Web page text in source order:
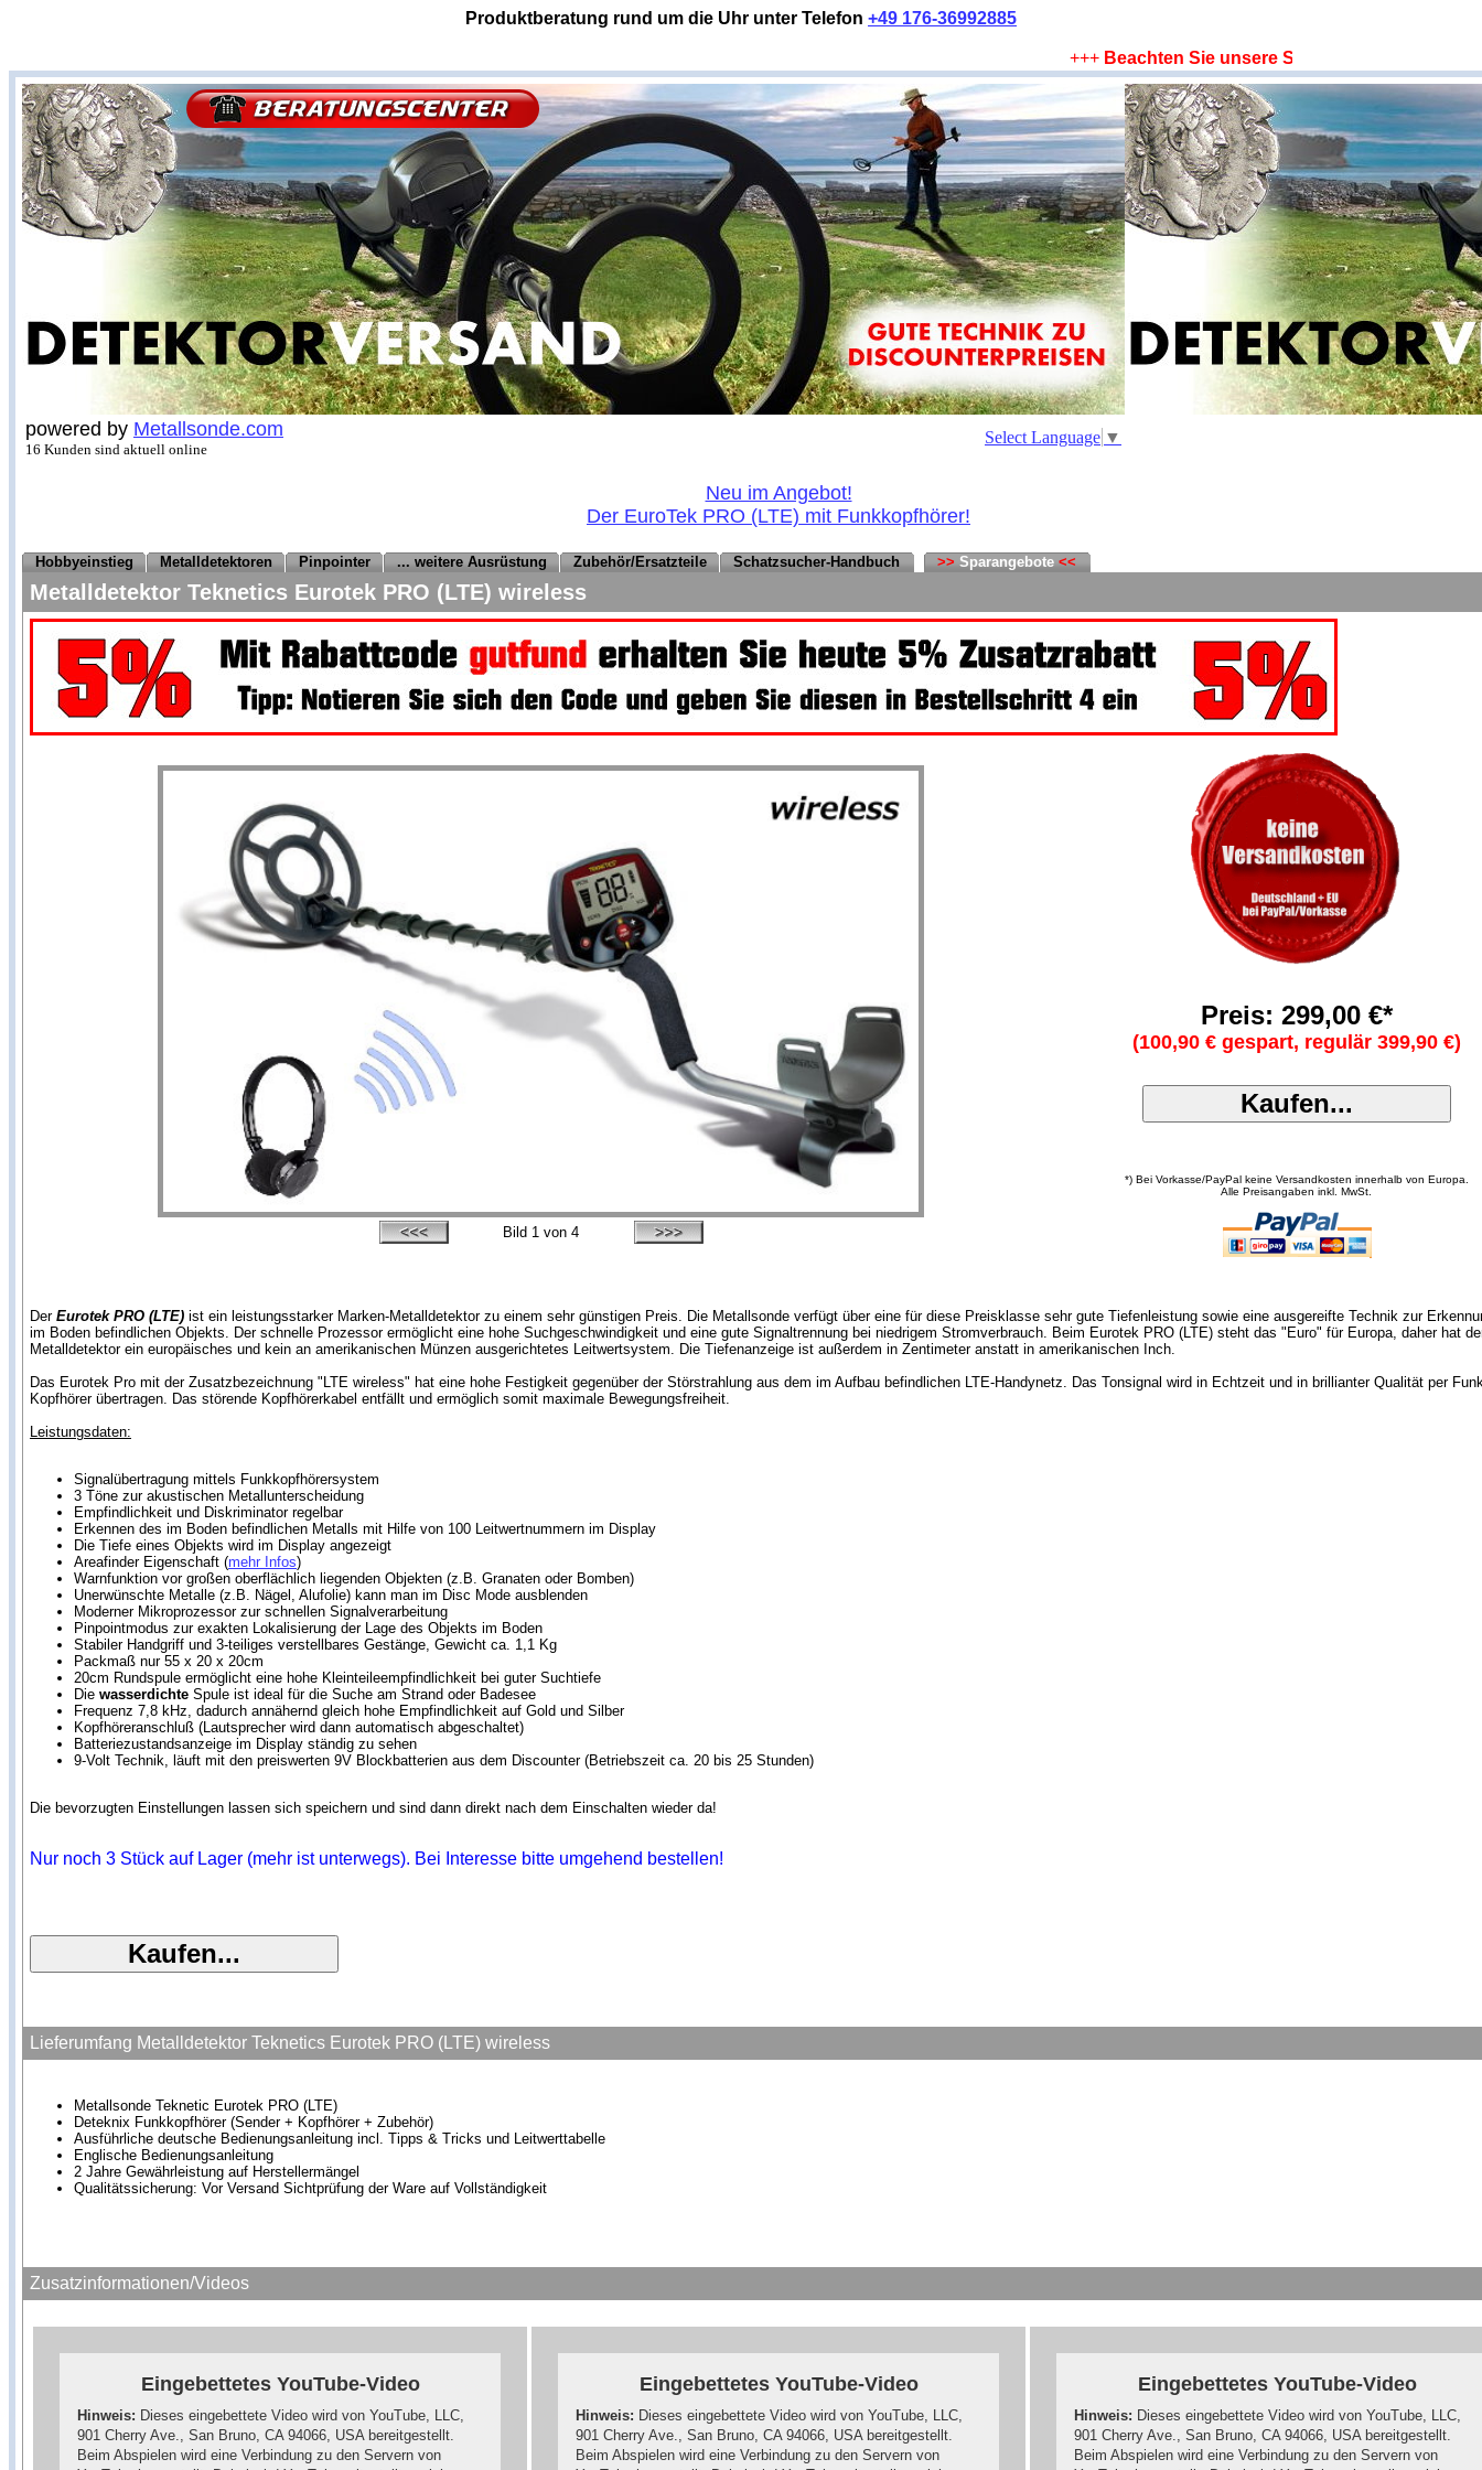
Produktberatung rund um die Uhr unter Telefon +49 176-36992885
+++Beachten Sie unsere Sparangebote !
powered by Metallsonde.com
16 Kunden sind aktuell online
Select Language ▼
Neu im Angebot!
Der EuroTek PRO (LTE) mit Funkkopfhörer!
Hobbyeinstieg Metalldetektoren Pinpointer ... weitere Ausrüstung Zubehör/Ersatzteile Schatzsucher-Handbuch >> Sparangebote <<
Metalldetektor Teknetics Eurotek PRO (LTE) wireless
Bild 1 von 4
Preis: 299,00 €*
(100,90 € gespart, regulär 399,90 €)
*) Bei Vorkasse/PayPal keine Versandkosten innerhalb von Europa.
Alle Preisangaben inkl. MwSt.
Der Eurotek PRO (LTE) ist ein leistungsstarker Marken-Metalldetektor zu einem sehr günstigen Preis. Die Metallsonde verfügt über eine für diese Preisklasse sehr gute Tiefenleistung sowie eine ausgereifte Technik zur
im Boden befindlichen Objekts. Der schnelle Prozessor ermöglicht eine hohe Suchgeschwindigkeit und eine gute Signaltrennung bei niedrigem Stromverbrauch. Beim Eurotek PRO (LTE) steht das "Euro" für Europa, daher hat
Metalldetektor ein europäisches und kein an amerikanischen Münzen ausgerichtetes Leitwertsystem. Die Tiefenanzeige ist außerdem in Zentimeter anstatt in amerikanischen Inch.
Das Eurotek Pro mit der Zusatzbezeichnung "LTE wireless" hat eine hohe Festigkeit gegenüber der Störstrahlung aus dem im Aufbau befindlichen LTE-Handynetz. Das Tonsignal wird in Echtzeit und in brillianter Qualität per
Kopfhörer übertragen. Das störende Kopfhörerkabel entfällt und ermöglich somit maximale Bewegungsfreiheit.
Leistungsdaten:
Signalübertragung mittels Funkkopfhörersystem
3 Töne zur akustischen Metallunterscheidung
Empfindlichkeit und Diskriminator regelbar
Erkennen des im Boden befindlichen Metalls mit Hilfe von 100 Leitwertnummern im Display
Die Tiefe eines Objekts wird im Display angezeigt
Areafinder Eigenschaft (mehr Infos)
Warnfunktion vor großen oberflächlich liegenden Objekten (z.B. Granaten oder Bomben)
Unerwünschte Metalle (z.B. Nägel, Alufolie) kann man im Disc Mode ausblenden
Moderner Mikroprozessor zur schnellen Signalverarbeitung
Pinpointmodus zur exakten Lokalisierung der Lage des Objekts im Boden
Stabiler Handgriff und 3-teiliges verstellbares Gestänge, Gewicht ca. 1,1 Kg
Packmaß nur 55 x 20 x 20cm
20cm Rundspule ermöglicht eine hohe Kleinteileempfindlichkeit bei guter Suchtiefe
Die wasserdichte Spule ist ideal für die Suche am Strand oder Badesee
Frequenz 7,8 kHz, dadurch annähernd gleich hohe Empfindlichkeit auf Gold und Silber
Kopfhöreranschluß (Lautsprecher wird dann automatisch abgeschaltet)
Batteriezustandsanzeige im Display ständig zu sehen
9-Volt Technik, läuft mit den preiswerten 9V Blockbatterien aus dem Discounter (Betriebszeit ca. 20 bis 25 Stunden)
Die bevorzugten Einstellungen lassen sich speichern und sind dann direkt nach dem Einschalten wieder da!
Nur noch 3 Stück auf Lager (mehr ist unterwegs). Bei Interesse bitte umgehend bestellen!
Lieferumfang Metalldetektor Teknetics Eurotek PRO (LTE) wireless
Metallsonde Teknetic Eurotek PRO (LTE)
Deteknix Funkkopfhörer (Sender + Kopfhörer + Zubehör)
Ausführliche deutsche Bedienungsanleitung incl. Tipps & Tricks und Leitwerttabelle
Englische Bedienungsanleitung
2 Jahre Gewährleistung auf Herstellermängel
Qualitätssicherung: Vor Versand Sichtprüfung der Ware auf Vollständigkeit
Zusatzinformationen/Videos
Eingebettetes YouTube-Video
Hinweis: Dieses eingebettete Video wird von YouTube, LLC,
901 Cherry Ave., San Bruno, CA 94066, USA bereitgestellt.
Beim Abspielen wird eine Verbindung zu den Servern von
Eingebettetes YouTube-Video
Hinweis: Dieses eingebettete Video wird von YouTube, LLC,
901 Cherry Ave., San Bruno, CA 94066, USA bereitgestellt.
Beim Abspielen wird eine Verbindung zu den Servern von
Eingebettetes YouTube-Video
Hinweis: Dieses eingebettete Video wird von YouTube, LLC,
901 Cherry Ave., San Bruno, CA 94066, USA bereitgestellt.
Beim Abspielen wird eine Verbindung zu den Servern von